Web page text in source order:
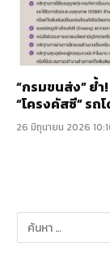
“กรมขนส่ง” ย้ำ
“โครงคัสซี” รถ
26 มิถุนายน 2026